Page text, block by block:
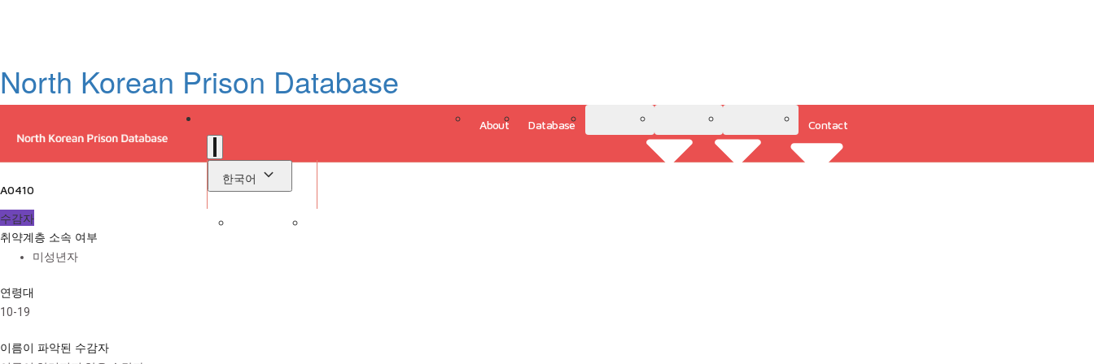
North Korean Prison Database
About Database Contact
한국어
A0410
수감자
취약계층 소속 여부
미성년자
연령대
10-19
이름이 파악된 수감자